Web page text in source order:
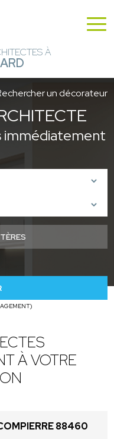
À
un décorateur
immédiatement
À VOTRE
88460